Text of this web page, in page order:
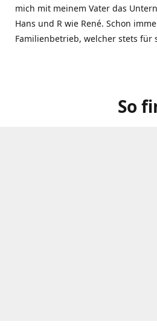
mich mit meinem Vater das
Hans und R wie René. Schon
Familienbetrieb, welcher stets für
So